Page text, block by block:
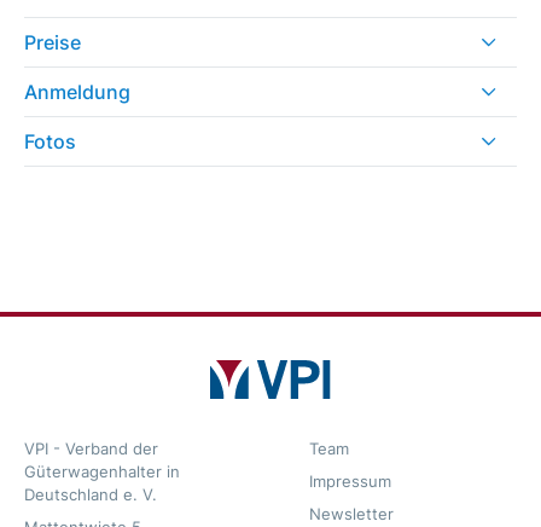
Preise
Anmeldung
Fotos
VPI - Verband der
Güterwagenhalter in
Deutschland e. V.
Team
Impressum
Newsletter